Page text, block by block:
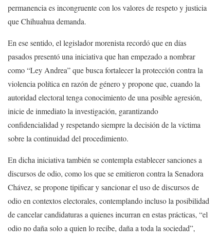
permanencia es incongruente con los valores de respeto y justicia
que Chihuahua demanda.
En ese sentido, el legislador morenista recordó que en días
pasados presentó una iniciativa que han empezado a nombrar
como “Ley Andrea” que busca fortalecer la protección contra la
violencia política en razón de género y propone que, cuando la
autoridad electoral tenga conocimiento de una posible agresión,
inicie de inmediato la investigación, garantizando
confidencialidad y respetando siempre la decisión de la víctima
sobre la continuidad del procedimiento.
En dicha iniciativa también se contempla establecer sanciones a
discursos de odio, como los que se emitieron contra la Senadora
Chávez, se propone tipificar y sancionar el uso de discursos de
odio en contextos electorales, contemplando incluso la posibilidad
de cancelar candidaturas a quienes incurran en estas prácticas, “el
odio no daña solo a quien lo recibe, daña a toda la sociedad”,